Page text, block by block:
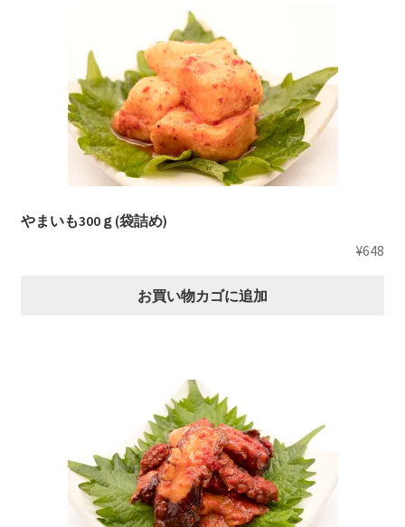
やまいも300ｇ(袋詰め)
¥648
お買い物カゴに追加